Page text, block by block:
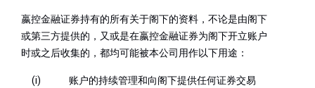
嬴控金融证券持有的所有关于阁下的资料，不论是由阁下
或第三方提供的，又或是在嬴控金融证券为阁下开立账户
时或之后收集的，都均可能被本公司用作以下用途：
(i)
账户的持续管理和向阁下提供任何证券交易